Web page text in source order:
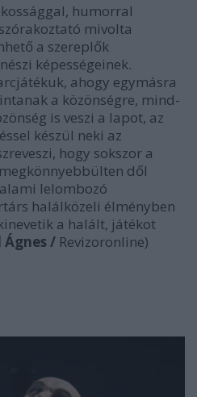
humorral
mivolta
a szereplők
képességeinek.
ahogy egymásra
a közönségre, mind-
is veszi a lapot, az
készül neki az
hogy sokszor a
dől
lelombozó
halálközeli élményben
a halált, játékot
Ágnes / Revizoronline)